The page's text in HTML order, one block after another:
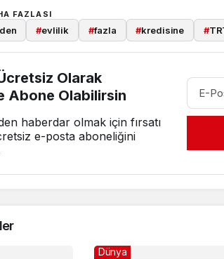
FAZLASI
#evlilik #fazla #kredisine #
Olarak
Abone Olabilirsin
haberdar olmak için fırsatı
e-posta aboneliğini
Dünya